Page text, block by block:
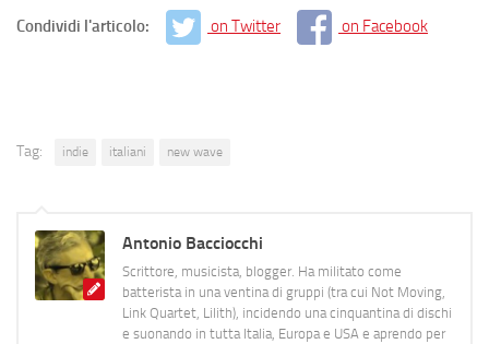
Condividi l'articolo: on Twitter on Facebook
Tag: indie italiani new wave
Antonio Bacciocchi
Scrittore, musicista, blogger. Ha militato come
batterista in una ventina di gruppi (tra cui Not Moving,
Link Quartet, Lilith), incidendo una cinquantina di dischi
e suonando in tutta Italia, Europa e USA e aprendo per